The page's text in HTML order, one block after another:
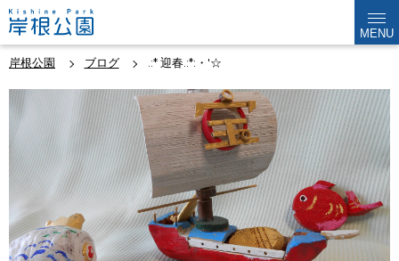
MENU
岸根公園 ブログ .:* 迎春.:*:・'☆